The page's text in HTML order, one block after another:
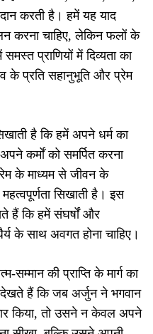
करती है। हमें यह याद
करना चाहिए, लेकिन फलों के
समस्त प्राणियों में दिव्यता का
के प्रति सहानुभूति और प्रेम
है कि हमें अपने धर्म का
कर्मों को समर्पित करना
के माध्यम से जीवन के
सिखाती है। इस
हैं कि हमें संघर्षों और
के साथ अवगत होना चाहिए।
की प्राप्ति के मार्ग का
देखते हैं कि जब अर्जुन ने भगवान
किया, तो उसने न केवल अपने